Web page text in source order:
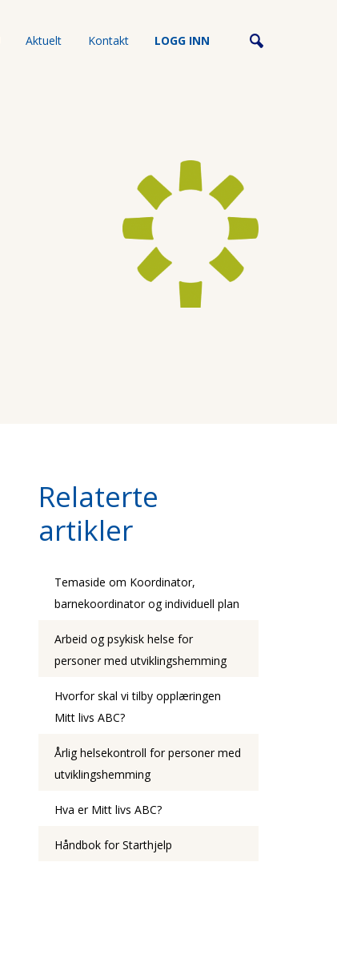
Aktuelt Kontakt LOGG INN
Relaterte
artikler
Temaside om Koordinator,
barnekoordinator og individuell plan
Arbeid og psykisk helse for
personer med utviklingshemming
Hvorfor skal vi tilby opplæringen
Mitt livs ABC?
Årlig helsekontroll for personer med
utviklingshemming
Hva er Mitt livs ABC?
Håndbok for Starthjelp